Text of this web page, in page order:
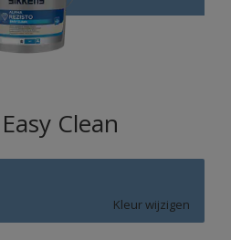
Clean
Kleur wijzigen